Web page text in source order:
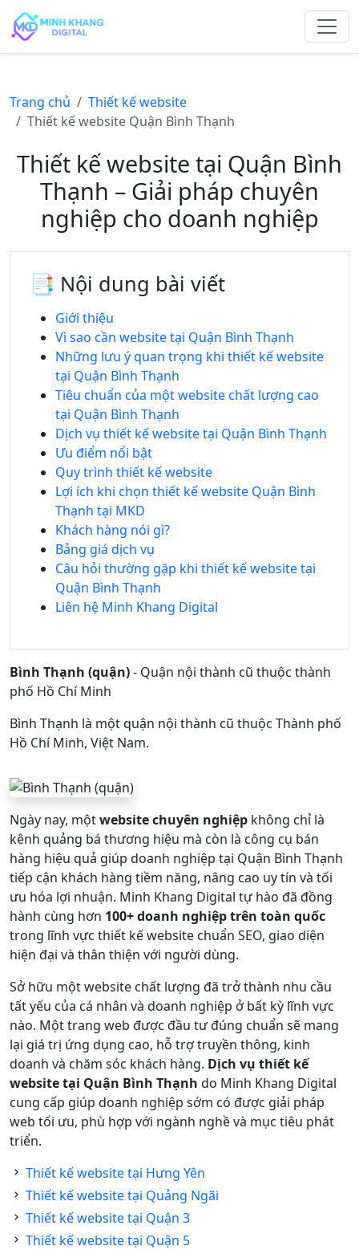
Trang chủ
Thiết kế website
Thiết kế website Quận Bình Thạnh
Thiết kế website tại Quận Bình
Thạnh – Giải pháp chuyên
nghiệp cho doanh nghiệp
📑 Nội dung bài viết
Giới thiệu
Vì sao cần website tại Quận Bình Thạnh
Những lưu ý quan trọng khi thiết kế website
tại Quận Bình Thạnh
Tiêu chuẩn của một website chất lượng cao
tại Quận Bình Thạnh
Dịch vụ thiết kế website tại Quận Bình Thạnh
Ưu điểm nổi bật
Quy trình thiết kế website
Lợi ích khi chọn thiết kế website Quận Bình
Thạnh tại MKD
Khách hàng nói gì?
Bảng giá dịch vụ
Câu hỏi thường gặp khi thiết kế website tại
Quận Bình Thạnh
Liên hệ Minh Khang Digital
Bình Thạnh (quận)- Quận nội thành cũ thuộc thành
phố Hồ Chí Minh
Bình Thạnh là một quận nội thành cũ thuộc Thành phố
Hồ Chí Minh, Việt Nam.
Ngày nay, mộtwebsite chuyên nghiệp không chỉ là
kênh quảng bá thương hiệu mà còn là công cụ bán
hàng hiệu quả giúp doanh nghiệp tại Quận Bình Thạnh
tiếp cận khách hàng tiềm năng, nâng cao uy tín và tối
ưu hóa lợi nhuận. Minh Khang Digital tự hào đã đồng
hành cùng hơn 100+ doanh nghiệp trên toàn quốc
trong lĩnh vực thiết kế website chuẩn SEO, giao diện
hiện đại và thân thiện với người dùng.
Sở hữu một website chất lượng đã trở thành nhu cầu
tất yếu của cá nhân và doanh nghiệp ở bất kỳ lĩnh vực
nào. Một trang web được đầu tư đúng chuẩn sẽ mang
lại giá trị ứng dụng cao, hỗ trợ truyền thông, kinh
doanh và chăm sóc khách hàng. Dịch vụ thiết kế
website tại Quận Bình Thạnh do Minh Khang Digital
cung cấp giúp doanh nghiệp sớm có được giải pháp
web tối ưu, phù hợp với ngành nghề và mục tiêu phát
triển.
Thiết kế website tại Hưng Yên
Thiết kế website tại Quảng Ngãi
Thiết kế website tại Quận 3
Thiết kế website tại Quận 5